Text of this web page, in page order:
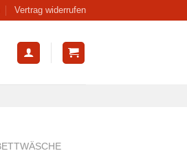
Vertrag widerrufen